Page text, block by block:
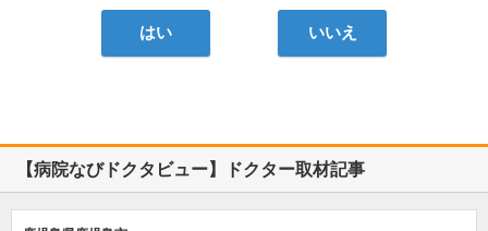
はい いいえ
【病院なびドクタビュー】ドクター取材記事